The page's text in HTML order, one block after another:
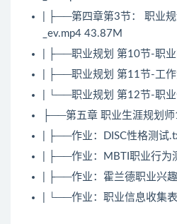
| ├──第四章第3节： 职业
_ev.mp4 43.87M
| ├──职业规划 第10节-职
| ├──职业规划 第11节-工
| └──职业规划 第12节-职
├──第五章 职业生涯规划
| ├──作业：DISC性格测试
| ├──作业：MBTI职业行为
| ├──作业：霍兰德职业兴
| └──作业：职业信息收集